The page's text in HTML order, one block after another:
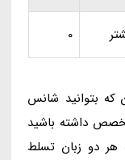
0
که بتوانید شانس
داشته باشید
هر دو زبان تسلط